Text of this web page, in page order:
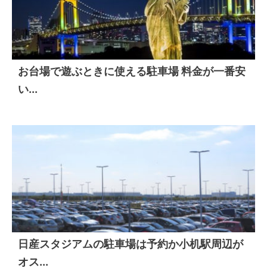
お台場で遊ぶときに使える駐車場 料金が一番安
い...
日産スタジアムの駐車場は予約か小机駅周辺が
オス...